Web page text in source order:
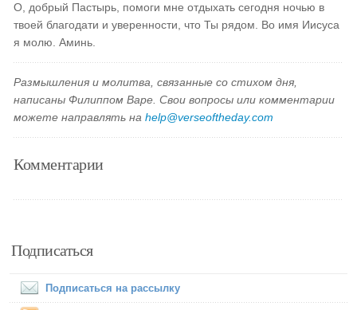
О, добрый Пастырь, помоги мне отдыхать сегодня ночью в
твоей благодати и уверенности, что Ты рядом. Во имя Иисуса
я молю. Аминь.
Размышления и молитва, связанные со стихом дня,
написаны Филиппом Варе. Свои вопросы или комментарии
можете направлять наhelp@verseoftheday.com
Комментарии
Подписаться
Подписаться на рассылку